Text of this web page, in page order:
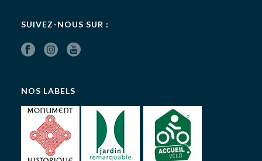
SUIVEZ-NOUS SUR :
NOS LABELS